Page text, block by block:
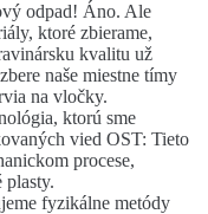
odpad! Áno. Ale
ktoré zbierame,
kvalitu už
naše miestne tímy
na vločky.
ktorú sme
vied OST: Tieto
procese,
plasty.
fyzikálne metódy